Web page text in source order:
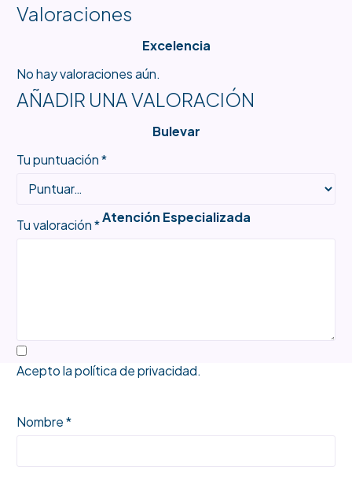
Excelencia
Bulevar
Atención Especializada
Valoraciones
No hay valoraciones aún.
AÑADIR UNA VALORACIÓN
Tu puntuación*
Tu valoración*
Acepto lapolítica de privacidad.
Nombre *